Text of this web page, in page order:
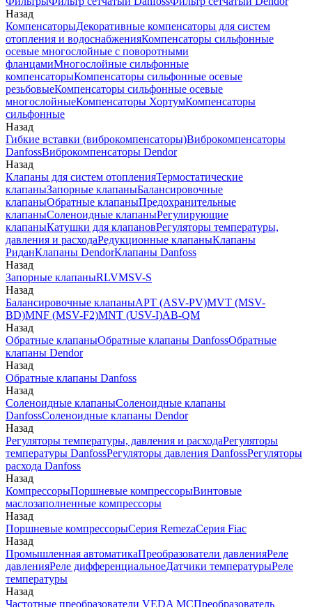
Назад
КомпенсаторыДекоративные компенсаторы для систем
отопления и водоснабженияКомпенсаторы сильфонные
осевые многослойные с поворотными
фланцамиМногослойные сильфонные
компенсаторыКомпенсаторы сильфонные осевые
резьбовыеКомпенсаторы сильфонные осевые
многослойныеКомпенсаторы ХортумКомпенсаторы
сильфонные
Назад
Гибкие вставки (виброкомпенсаторы)Виброкомпенсаторы
DanfossВиброкомпенсаторы Dendor
Назад
Клапаны для систем отопленияТермостатические
клапаныЗапорные клапаныБалансировочные
клапаныОбратные клапаныПредохранительные
клапаныСоленоидные клапаныРегулирующие
клапаныКатушки для клапановРегуляторы температуры,
давления и расходаРедукционные клапаныКлапаны
РиданКлапаны DendorКлапаны Danfoss
Назад
Запорные клапаныRLVMSV-S
Назад
Балансировочные клапаныAPT (ASV-PV)MVT (MSV-
BD)MNF (MSV-F2)MNT (USV-I)AB-QM
Назад
Обратные клапаныОбратные клапаны DanfossОбратные
клапаны Dendor
Назад
Обратные клапаны Danfoss
Назад
Соленоидные клапаныСоленоидные клапаны
DanfossСоленоидные клапаны Dendor
Назад
Регуляторы температуры, давления и расходаРегуляторы
температуры DanfossРегуляторы давления DanfossРегуляторы
расхода Danfoss
Назад
КомпрессорыПоршневые компрессорыВинтовые
маслозаполненные компрессоры
Назад
Поршневые компрессорыСерия RemezaСерия Fiac
Назад
Промышленная автоматикаПреобразователи давленияРеле
давленияРеле дифференциальноеДатчики температурыРеле
температуры
Назад
Частотные преобразователи VEDA MCПреобразователь